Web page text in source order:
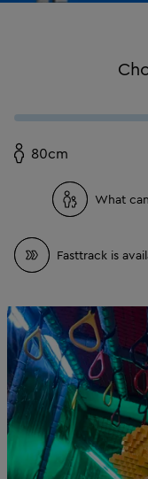
80cm
What
Fasttrack is